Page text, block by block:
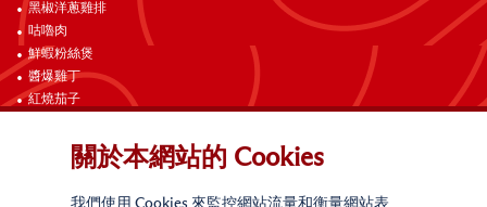
黑椒洋蔥雞排
咕嚕肉
鮮蝦粉絲煲
醬爆雞丁
紅燒茄子
聯絡我們關於本網站的 Cookies
我們使用 Cookies 來監控網站流量和衡量網站表